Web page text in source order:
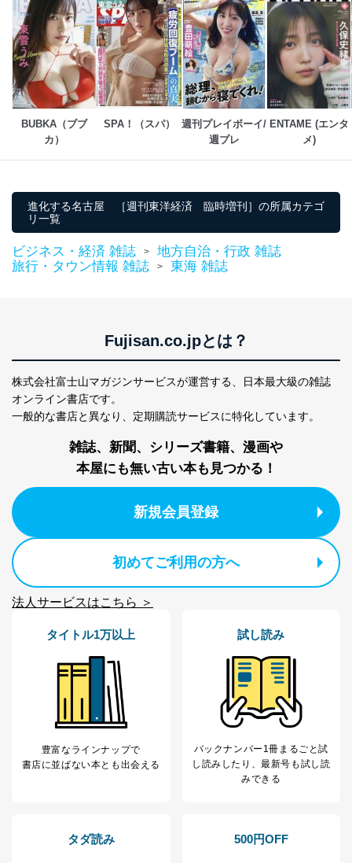
BUBKA（ブブ
カ）
SPA！（スパ）
週刊プレイボーイ/
週プレ
ENTAME (エンタ
メ)
進化する名古屋 ［週刊東洋経済 臨時増刊］の所属カテゴ
リ一覧
ビジネス・経済 雑誌 >
地方自治・行政 雑誌
旅行・タウン情報 雑誌
> 東海 雑誌
Fujisan.co.jpとは？
株式会社富士山マガジンサービスが運営する、
日本最大級の雑誌
オンライン書店です。
一般的な書店と異なり、 定期購読サービスに特化しています。
雑誌、新聞、シリーズ書籍、漫画や
本屋にも無い古い本も見つかる！
新規会員登録
初めてご利用の方へ
法人サービスはこちら ＞
タイトル1万以上
豊富なラインナップで
書店に並ばない本とも出会える
試し読み
バックナンバー1冊まるごと試
し読み したり、最新号も試し読
みできる
タダ読み 500円OFF